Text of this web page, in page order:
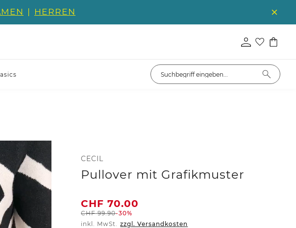
| HERREN
CECIL
Pullover mit Grafikmuster
CHF 70.00
CHF99.90-30%
inkl. MwSt. zzgl. Versandkosten